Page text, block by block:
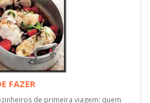
FAZER
de primeira viagem: quem